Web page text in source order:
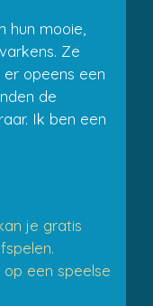
hun mooie,
Ze
opeens een
de
Ik ben een
je gratis
een speelse